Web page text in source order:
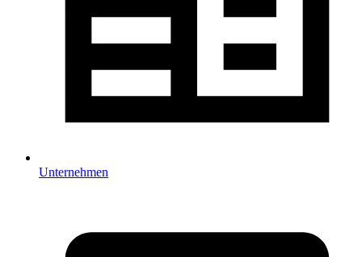
Unternehmen